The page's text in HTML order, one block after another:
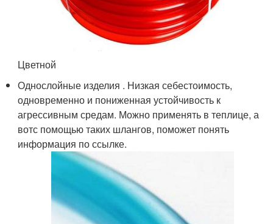
Цветной
Однослойные изделия . Низкая себестоимость,
одновременно и пониженная устойчивость к
агрессивным средам. Можно применять в теплице, а
вотс помощью таких шлангов, поможет понять
информация по ссылке.